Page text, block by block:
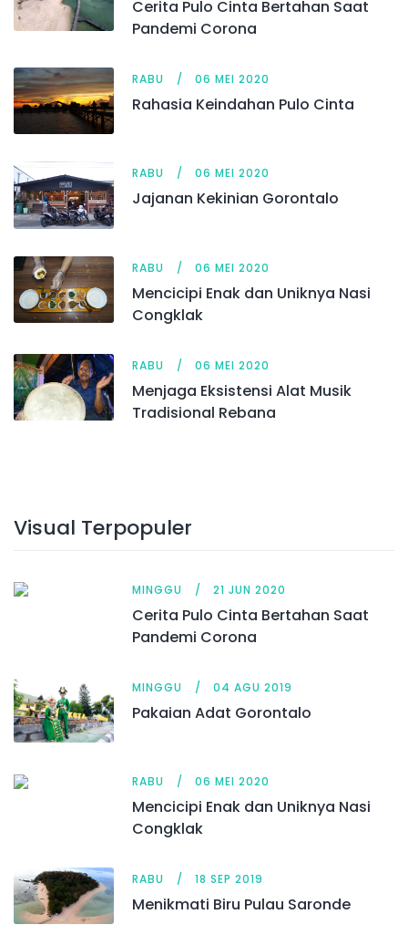
Cerita Pulo Cinta Bertahan Saat
Pandemi Corona
RABU 06 MEI 2020
Rahasia Keindahan Pulo Cinta
RABU 06 MEI 2020
Jajanan Kekinian Gorontalo
RABU 06 MEI 2020
Mencicipi Enak dan Uniknya Nasi
Congklak
RABU 06 MEI 2020
Menjaga Eksistensi Alat Musik
Tradisional Rebana
Visual Terpopuler
MINGGU 21 JUN 2020
Cerita Pulo Cinta Bertahan Saat
Pandemi Corona
MINGGU 04 AGU 2019
Pakaian Adat Gorontalo
RABU 06 MEI 2020
Mencicipi Enak dan Uniknya Nasi
Congklak
RABU 18 SEP 2019
Menikmati Biru Pulau Saronde